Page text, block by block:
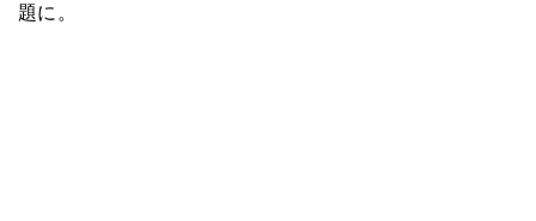
題に。